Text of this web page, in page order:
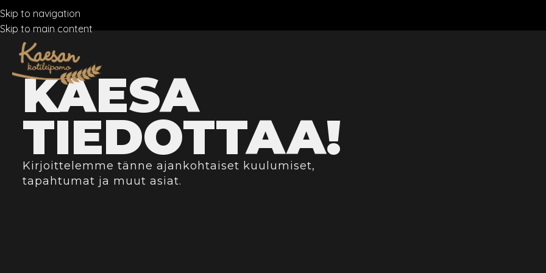
Skip to navigation
Skip to main content
KAESA
TIEDOTTAA!
Kirjoittelemme tänne ajankohtaiset kuulumiset,
tapahtumat ja muut asiat.